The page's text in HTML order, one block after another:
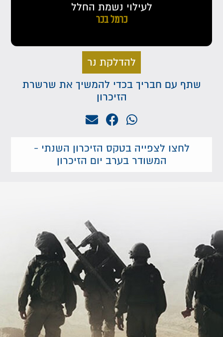
לעילוי נשמת החלל
כרמל בכר
להדלקת נר
שתף עם חבריך בכדי להמשיך את שרשרת
הזיכרון
לחצו לצפייה בטקס הזיכרון השנתי -
המשודר בערב יום הזיכרון